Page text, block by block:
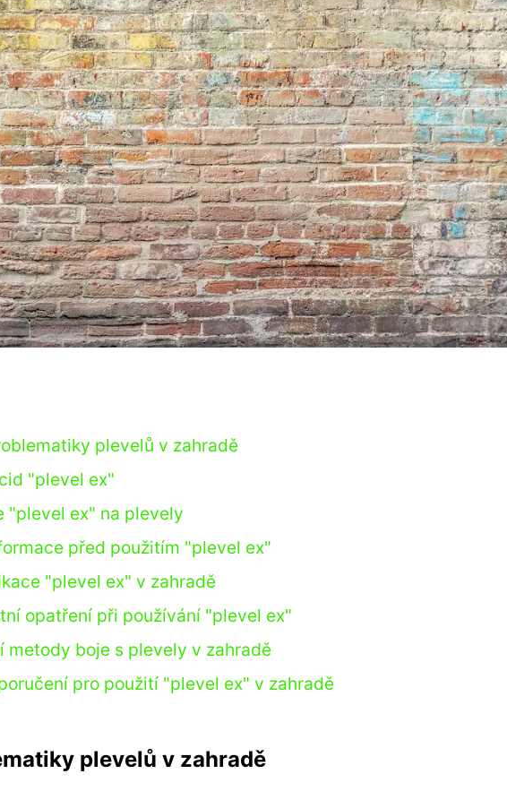
plevelů v zahradě
"plevel ex"
"plevel ex" na plevely
před použitím "plevel ex"
"plevel ex" v zahradě
opatření při používání "plevel ex"
metody boje s plevely v zahradě
pro použití "plevel ex" v zahradě
plevelů v zahradě